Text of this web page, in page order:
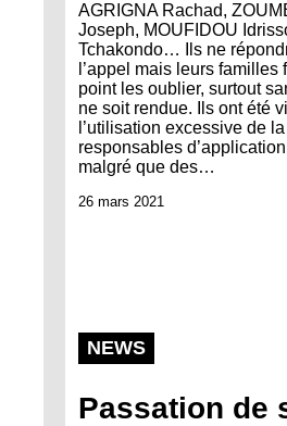
AGRIGNA Rachad,
Joseph, MOUFIDOU
Tchakondo… Ils ne
l’appel mais leurs
point les oublier, surtout
ne soit rendue. Ils ont été
l’utilisation excessive de
responsables
malgré que des…
26 mars 2021
NEWS
Passation de